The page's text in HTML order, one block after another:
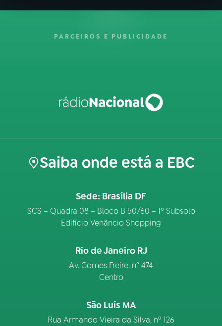
PARCEIROS E PUBLICIDADE
Saiba onde está a EBC
Sede: Brasília DF
SCS – Quadra 08 – Bloco B 50/60 – 1º Subsolo
Edifício Venâncio Shopping
Rio de Janeiro RJ
Av. Gomes Freire, n° 474
Centro
São Luís MA
Rua Armando Vieira da Silva, nº 126